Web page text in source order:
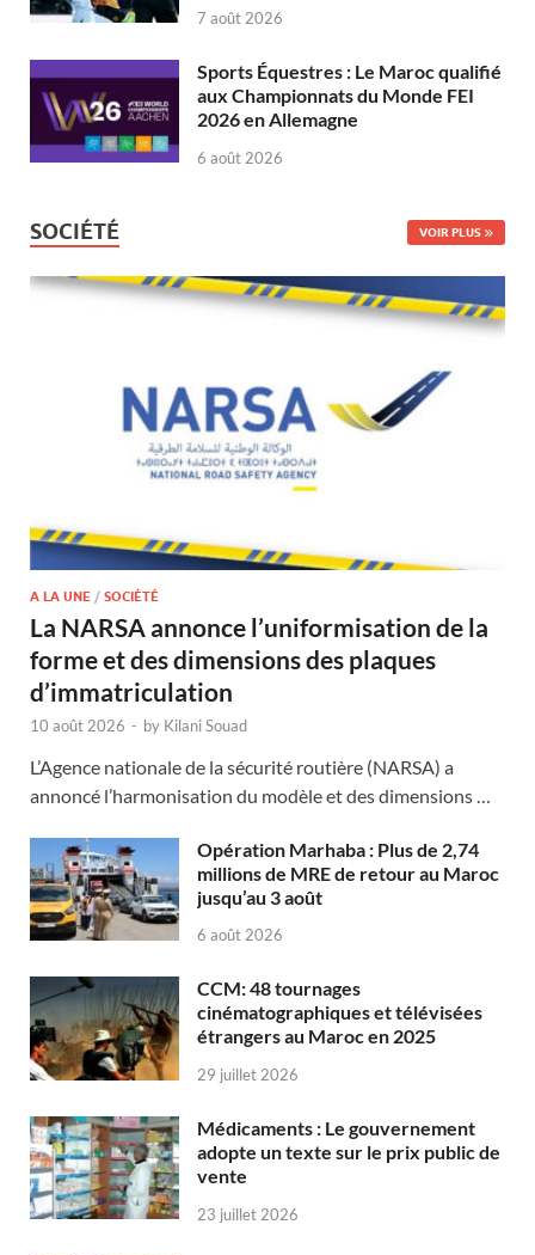
7 août 2026
Sports Équestres : Le Maroc qualifié
aux Championnats du Monde FEI
2026 en Allemagne
6 août 2026
SOCIÉTÉ VOIR PLUS
A LA UNE / SOCIÉTÉ
La NARSA annonce l’uniformisation de la
forme et des dimensions des plaques
d’immatriculation
10 août 2026 - by Kilani Souad
L’Agence nationale de la sécurité routière (NARSA) a
annoncé l’harmonisation du modèle et des dimensions …
Opération Marhaba : Plus de 2,74
millions de MRE de retour au Maroc
jusqu’au 3 août
6 août 2026
CCM: 48 tournages
cinématographiques et télévisées
étrangers au Maroc en 2025
29 juillet 2026
Médicaments : Le gouvernement
adopte un texte sur le prix public de
vente
23 juillet 2026